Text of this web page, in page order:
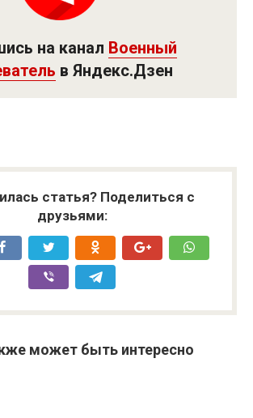
на канал Военный
в Яндекс.Дзен
статья? Поделиться с
друзьями:
может быть интересно